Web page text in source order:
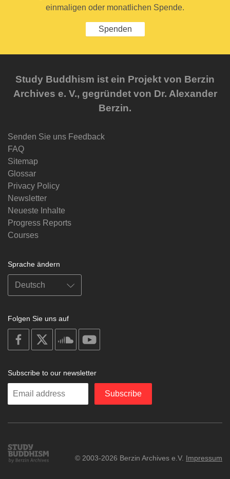
einmaligen oder monatlichen Spende.
Spenden
Study Buddhism ist ein Projekt von Berzin
Archives e. V., gegründet von Dr. Alexander
Berzin.
Senden Sie uns Feedback
FAQ
Sitemap
Glossar
Privacy Policy
Newsletter
Neueste Inhalte
Progress Reports
Courses
Sprache ändern
Folgen Sie uns auf
on
facebook
soundcloud
Subscribe to our newsletter
Enter
Subscribe
Study
Buddhism
© 2003-2026 Berzin Archives e.V. Impressum